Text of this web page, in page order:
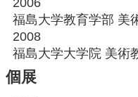
2006
福島大学教育学部 美
2008
福島大学大学院 美術
個展